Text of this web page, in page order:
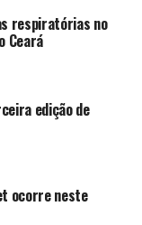
respiratórias no
Ceará
edição de
ocorre neste